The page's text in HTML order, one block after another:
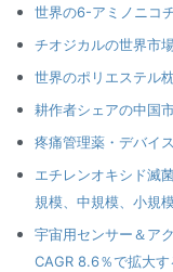
世界の6-アミノニコ
チオジカルの世界市
世界のポリエステル
耕作者シェアの中国
疼痛管理薬・デバイ
エチレンオキシド滅
規模、中規模、小規模
宇宙用センサー＆ア
CAGR 8.6％で拡大す